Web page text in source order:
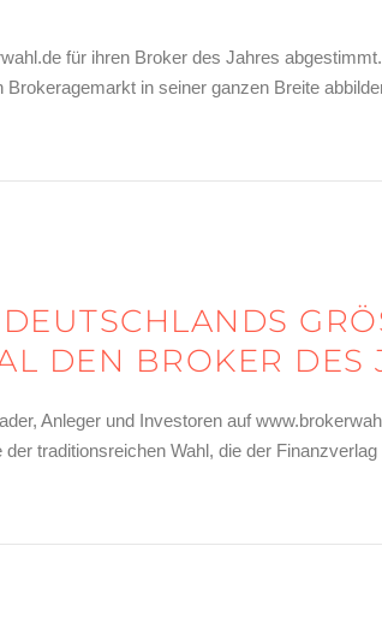
für ihren Broker des Jahres
in seiner ganzen Breite
DEN BROKER DES
Anleger und Investoren auf
traditionsreichen Wahl, die der